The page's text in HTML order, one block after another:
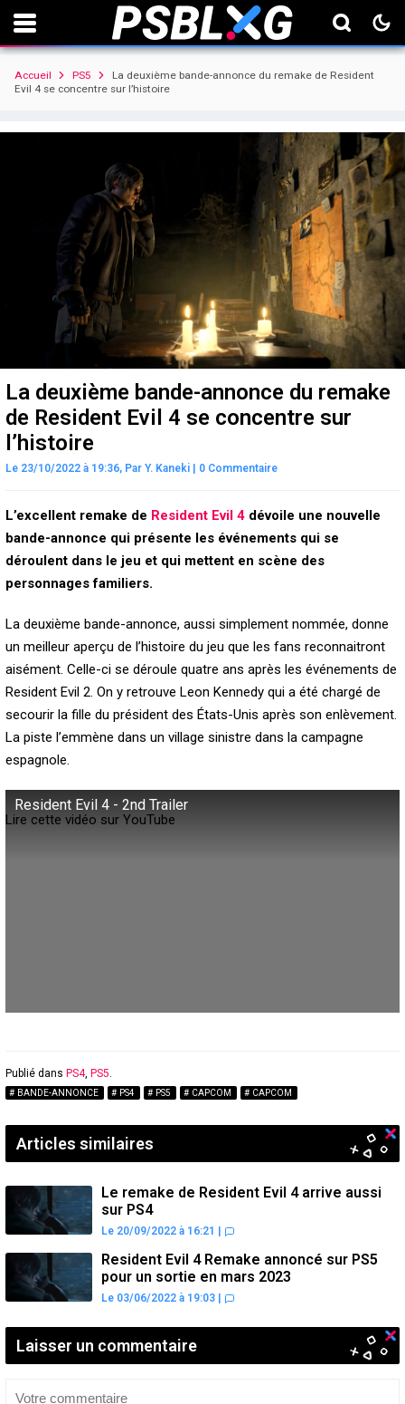
Accueil PS5
La deuxième bande-annonce du remake de Resident
Evil 4 se concentre sur l’histoire
La deuxième bande-annonce du remake
de Resident Evil 4 se concentre sur
l’histoire
Le 23/10/2022 à 19:36, Par Y. Kaneki 0 Commentaire
L’excellent remake de Resident Evil 4 dévoile une nouvelle
bande-annonce qui présente les événements qui se
déroulent dans le jeu et qui mettent en scène des
personnages familiers.
La deuxième bande-annonce, aussi simplement nommée, donne
un meilleur aperçu de l’histoire du jeu que les fans reconnaitront
aisément. Celle-ci se déroule quatre ans après les événements de
Resident Evil 2. On y retrouve Leon Kennedy qui a été chargé de
secourir la fille du président des États-Unis après son enlèvement.
La piste l’emmène dans un village sinistre dans la campagne
espagnole.
Resident Evil 4 - 2nd Trailer
Lire cette vidéo sur YouTube
Publié dans PS4, PS5.
BANDE-ANNONCE PS4 PS5 CAPCOM CAPCOM
Articles similaires
Le remake de Resident Evil 4 arrive aussi
sur PS4
Le 20/09/2022 à 16:21
Resident Evil 4 Remake annoncé sur PS5
pour un sortie en mars 2023
Le 03/06/2022 à 19:03
Laisser un commentaire